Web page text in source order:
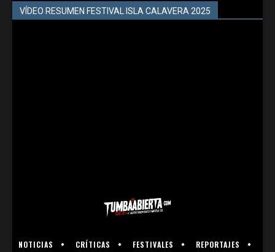
VÍDEO RESUMEN FESTIVAL ISLA CALAVERA 2025
NOTICIAS CRÍTICAS FESTIVALES REPORTAJES